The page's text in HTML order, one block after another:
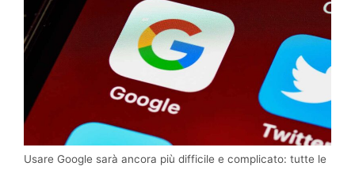
Usare Google sarà ancora più difficile e complicato: tutte le